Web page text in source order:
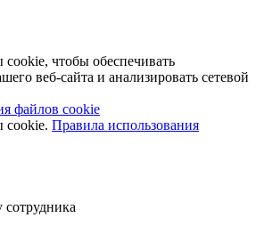
чтобы обеспечивать
веб-сайта и анализировать сетевой
файлов cookie
cookie. Правила использования